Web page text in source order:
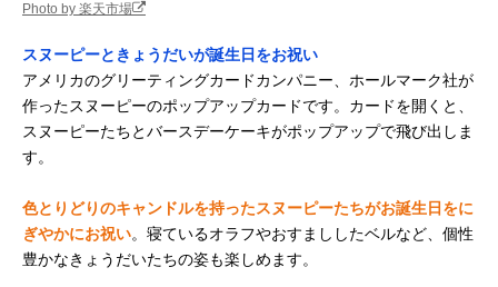
Photo by 楽天市場
スヌーピーときょうだいが誕生日をお祝い
アメリカのグリーティングカードカンパニー、ホールマーク社が
作ったスヌーピーのポップアップカードです。カードを開くと、
スヌーピーたちとバースデーケーキがポップアップで飛び出しま
す。
色とりどりのキャンドルを持ったスヌーピーたちがお誕生日をに
ぎやかにお祝い。寝ているオラフやおすまししたベルなど、個性
豊かなきょうだいたちの姿も楽しめます。